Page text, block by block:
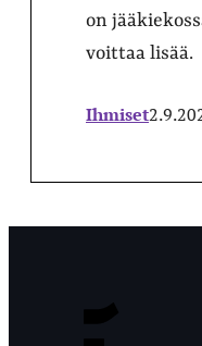
on
voittaa lisää.
Ihmiset